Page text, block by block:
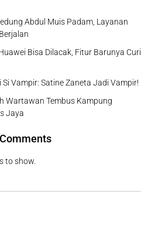
Abdul Muis Padam, Layanan
Bisa Dilacak, Fitur Barunya Curi
Si Vampir: Satine Zaneta Jadi Vampir!
Wartawan Tembus Kampung
Jaya
to show.